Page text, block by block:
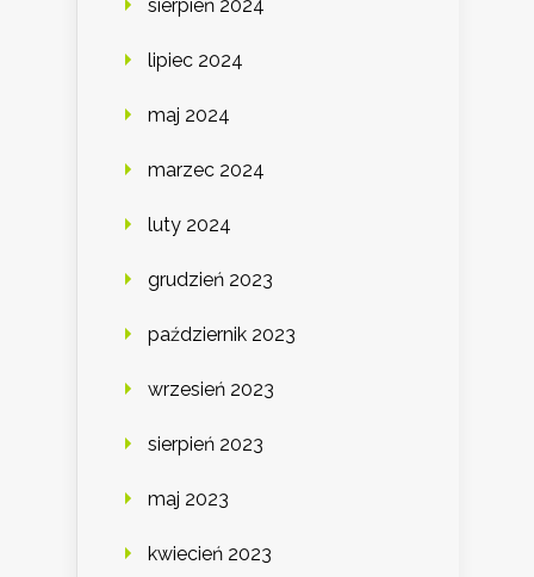
sierpień 2024
lipiec 2024
maj 2024
marzec 2024
luty 2024
grudzień 2023
październik 2023
wrzesień 2023
sierpień 2023
maj 2023
kwiecień 2023